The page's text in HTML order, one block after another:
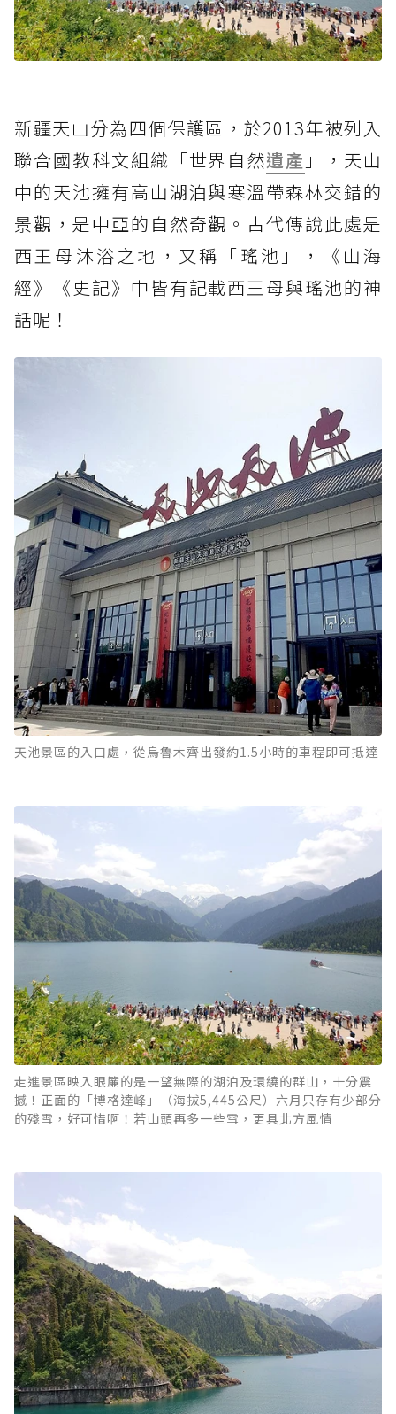
新疆天山分為四個保護區，於2013年被列入
聯合國教科文組織「世界自然遺產 」，天山
中的天池擁有高山湖泊與寒溫帶森林交錯的
景觀，是中亞的自然奇觀。古代傳說此處是
西王母沐浴之地，又稱「瑤池」，《山海
經》《史記》中皆有記載西王母與瑤池的神
話呢！
天池景區的入口處，從烏魯木齊出發約1.5小時的車程即可抵達
走進景區映入眼簾的是一望無際的湖泊及環繞的群山，十分震
撼！正面的「博格達峰」（海拔5,445公尺）六月只存有少部分
的殘雪，好可惜啊！若山頭再多一些雪，更具北方風情